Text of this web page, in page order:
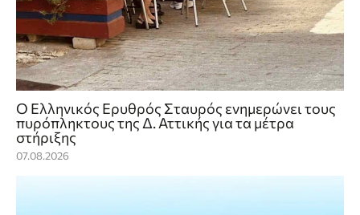
Ο Ελληνικός Ερυθρός Σταυρός ενημερώνει τους
πυρόπληκτους της Δ. Αττικής για τα μέτρα
στήριξης
07.08.2026